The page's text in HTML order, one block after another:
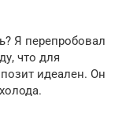
Я перепробовал
что для
идеален. Он